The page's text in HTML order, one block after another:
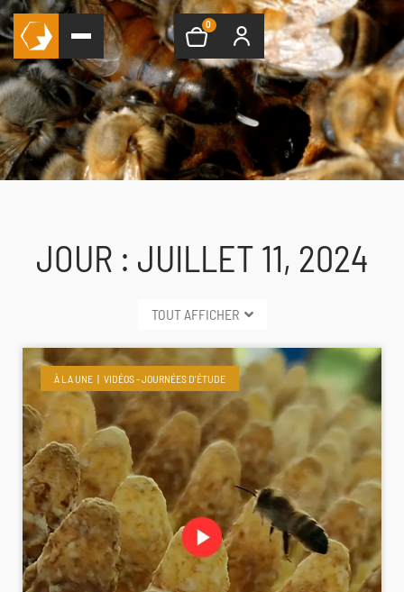
0
JOUR : JUILLET 11, 2024
TOUT AFFICHER
À LA UNE VIDÉOS - JOURNÉES D'ÉTUDE